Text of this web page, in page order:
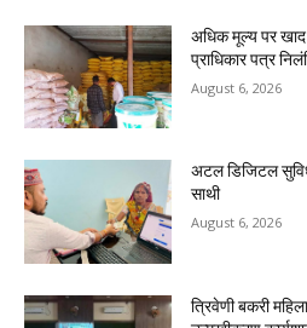
अधिक मूल्य पर
प्राधिकार पत्र
August 6, 2026
अटल डिजिटल
साथी
August 6, 2026
त्रिवेणी बकरी